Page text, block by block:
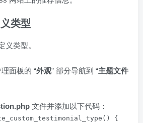
类型
义类型。
面板的 “外观” 部分导航到 “主题文件
文件并添加以下代码：
{